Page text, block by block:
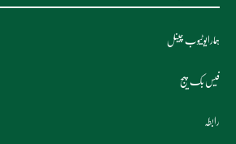
ہمارایوٹیوب چینل
فیس بک پیج
رابطہ